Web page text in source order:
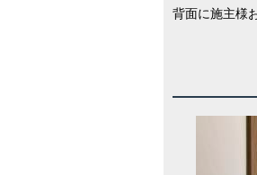
背面に施主様